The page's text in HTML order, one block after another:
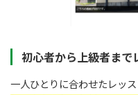
初心者から上級者まで
一人ひとりに合わせたレッ